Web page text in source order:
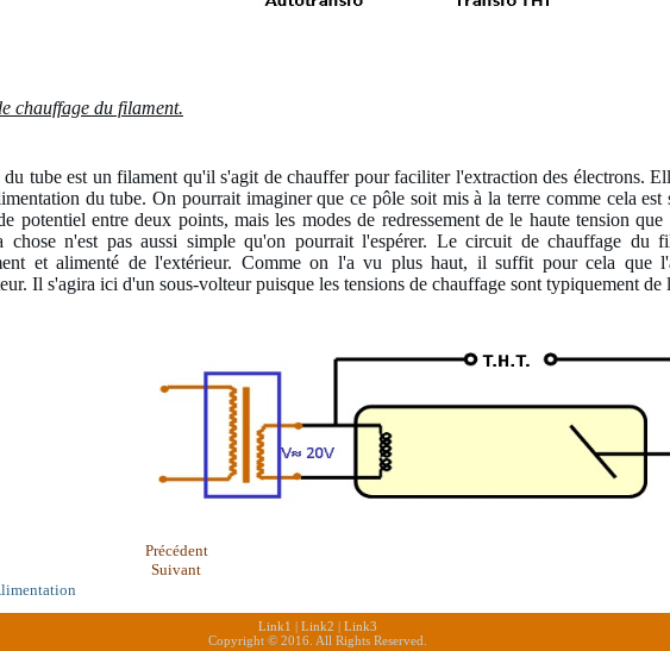
chauffage du filament.
tube est un filament qu'il s'agit de chauffer pour faciliter l'extraction des électrons.
du tube. On pourrait imaginer que ce pôle soit mis à la terre comme cela
potentiel entre deux points, mais les modes de redressement de le haute tension
chose n'est pas aussi simple qu'on pourrait l'espérer. Le circuit de chauffage du
et alimenté de l'extérieur. Comme on l'a vu plus haut, il suffit pour cela que
Il s'agira ici d'un sous-volteur puisque les tensions de chauffage sont typiquement de
Précédent
Suivant
Link1 | Link2 | Link3
Copyright © 2016. All Rights Reserved.